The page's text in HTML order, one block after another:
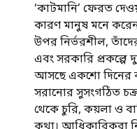
‘কাটমানি’ ফেরত
কারণ মানুষ মনে
উপর নির্ভরশীল,
এবং সরকারি প্রকল্পে
আসছে একশো দিনের
সরানোর সুসংগঠিত
থেকে চুরি, কয়লা ও